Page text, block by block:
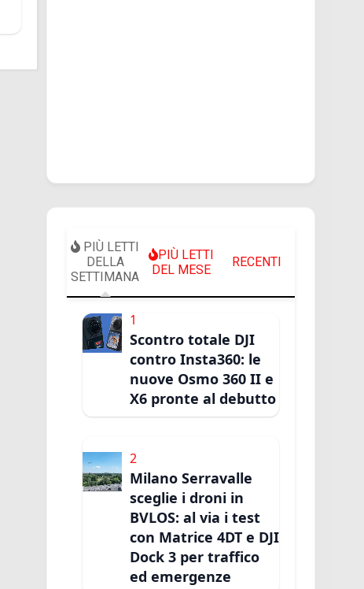
PIÙ LETTI
DELLA
SETTIMANA
PIÙ LETTI
DEL MESE
RECENTI
1
Scontro totale DJI
contro Insta360: le
nuove Osmo 360 II e
X6 pronte al debutto
2
Milano Serravalle
sceglie i droni in
BVLOS: al via i test
con Matrice 4DT e DJI
Dock 3 per traffico
ed emergenze